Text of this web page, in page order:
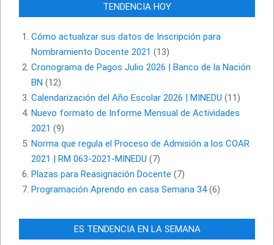
TENDENCIA HOY
Cómo actualizar sus datos de Inscripción para
Nombramiento Docente 2021 (13)
Cronograma de Pagos Julio 2026 | Banco de la Nación
BN (12)
Calendarización del Año Escolar 2026 | MINEDU (11)
Nuevo formato de Informe Mensual de Actividades
2021 (9)
Norma que regula el Proceso de Admisión a los COAR
2021 | RM 063-2021-MINEDU (7)
Plazas para Reasignación Docente (7)
Programación Aprendo en casa Semana 34(6)
ES TENDENCIA EN LA SEMANA